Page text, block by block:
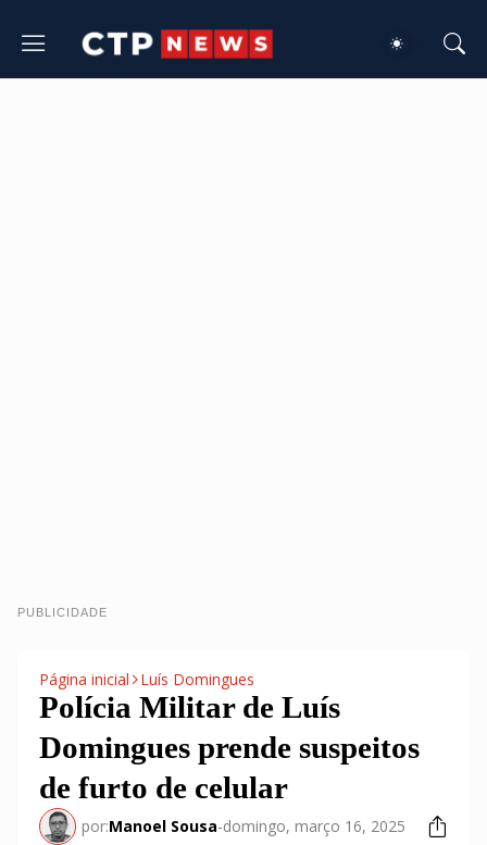
PUBLICIDADE
Página inicial Luís Domingues
Polícia Militar de Luís
Domingues prende suspeitos
de furto de celular
por:Manoel Sousa-domingo, março 16, 2025